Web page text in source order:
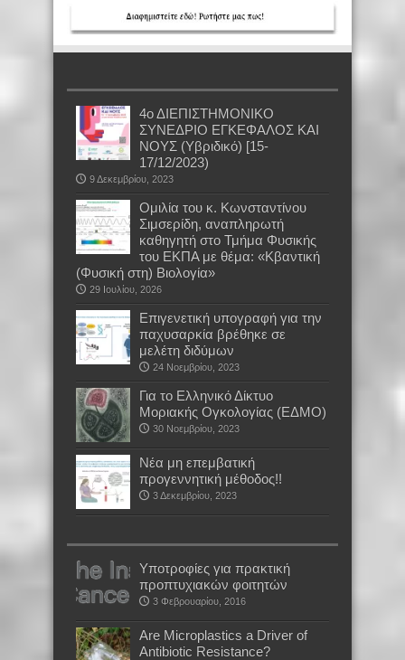
νόμος της βιολογίας που να λέει
να γερνάμε -Ο David Sinclair
4ο ΔΙΕΠΙΣΤΗΜΟΝΙΚΟ
ΣΥΝΕΔΡΙΟ ΕΓΚΕΦΑΛΟΣ ΚΑΙ
ΝΟΥΣ (Υβριδικό) [15-
17/12/2023)
9 Δεκεμβρίου, 2023
Oμιλία του κ. Κωνσταντίνου
Σιμσερίδη, αναπληρωτή
καθηγητή στο Τμήμα Φυσικής
του ΕΚΠΑ με θέμα: «Κβαντική
(Φυσική στη) Βιολογία»
29 Ιουλίου, 2026
Επιγενετική υπογραφή για την
παχυσαρκία βρέθηκε σε
μελέτη διδύμων
24 Νοεμβρίου, 2023
Για το Ελληνικό Δίκτυο
Μοριακής Ογκολογίας (ΕΔΜΟ)
30 Νοεμβρίου, 2023
Νέα μη επεμβατική
προγεννητική μέθοδος!!
3 Δεκεμβρίου, 2023
Υποτροφίες για πρακτική
προπτυχιακών φοιτητών
3 Φεβρουαρίου, 2016
Are Microplastics a Driver of
Antibiotic Resistance?